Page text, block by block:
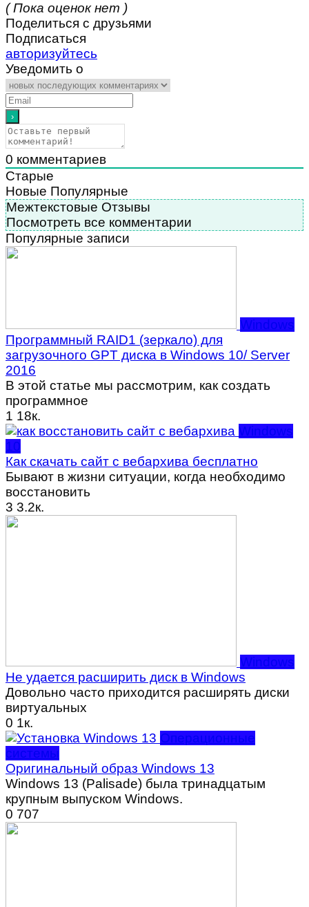
( Пока оценок нет )
Поделиться с друзьями
Подписаться
авторизуйтесь
Уведомить о
0 комментариев
Старые
Новые Популярные
Межтекстовые Отзывы
Посмотреть все комментарии
Популярные записи
Windows
Программный RAID1 (зеркало) для
загрузочного GPT диска в Windows 10/ Server
2016
В этой статье мы рассмотрим, как создать
программное
1 18к.
Windows
10
Как скачать сайт с вебархива бесплатно
Бывают в жизни ситуации, когда необходимо
восстановить
3 3.2к.
Windows
Не удается расширить диск в Windows
Довольно часто приходится расширять диски
виртуальных
0 1к.
Операционные
системы
Оригинальный образ Windows 13
Windows 13 (Palisade) была тринадцатым
крупным выпуском Windows.
0 707